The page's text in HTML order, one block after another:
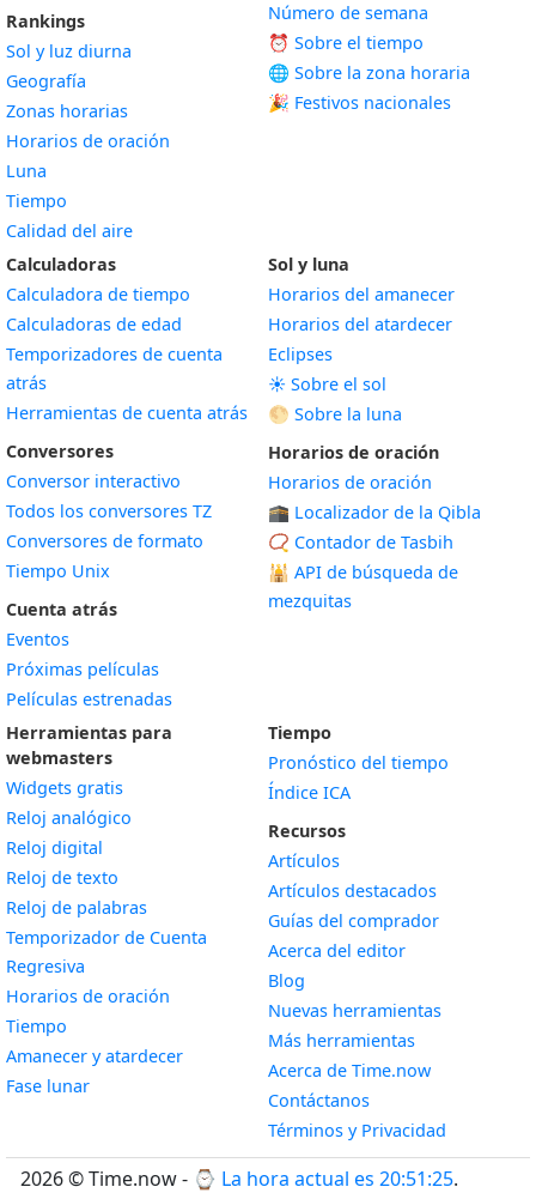
Rankings
Sol y luz diurna
Geografía
Zonas horarias
Horarios de oración
Luna
Tiempo
Calidad del aire
Número de semana
⏰ Sobre el tiempo
🌐 Sobre la zona horaria
🎉 Festivos nacionales
Calculadoras
Calculadora de tiempo
Calculadoras de edad
Temporizadores de cuenta
atrás
Herramientas de cuenta atrás
Conversores
Conversor interactivo
Todos los conversores TZ
Conversores de formato
Tiempo Unix
Cuenta atrás
Eventos
Próximas películas
Películas estrenadas
Sol y luna
Horarios del amanecer
Horarios del atardecer
Eclipses
☀️ Sobre el sol
🌕 Sobre la luna
Horarios de oración
Horarios de oración
🕋 Localizador de la Qibla
📿 Contador de Tasbih
🕌 API de búsqueda de
mezquitas
Herramientas para
webmasters
Widgets gratis
Reloj analógico
Reloj digital
Reloj de texto
Reloj de palabras
Temporizador de Cuenta
Regresiva
Horarios de oración
Tiempo
Amanecer y atardecerWidget
Fase lunarWidget
Tiempo
Pronóstico del tiempo
Índice ICA
Recursos
Artículos
Artículos destacados
Guías del comprador
Acerca del editor
Blog
Nuevas herramientas
Más herramientas
Acerca de Time.now
Contáctanos
Términos y Privacidad
2026 © Time.now - ⌚ La hora actual es 20:51:26.